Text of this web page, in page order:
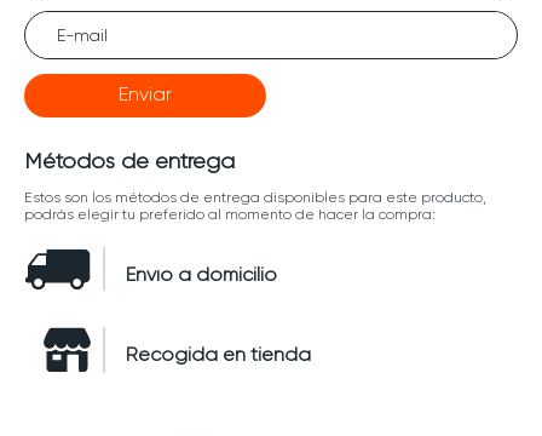
Enviar
Métodos de entrega
Estos son los métodos de entrega disponibles para este producto,
podrás elegir tu preferido al momento de hacer la compra:
Envío a domicilio
Recogida en tienda